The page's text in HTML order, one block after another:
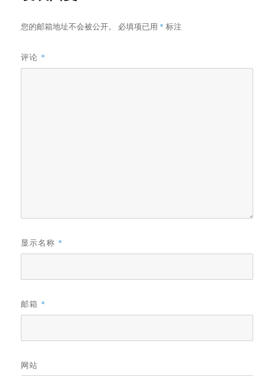
您的邮箱地址不会被公开。 必填项已用 * 标注
评论 *
显示名称 *
邮箱 *
网站